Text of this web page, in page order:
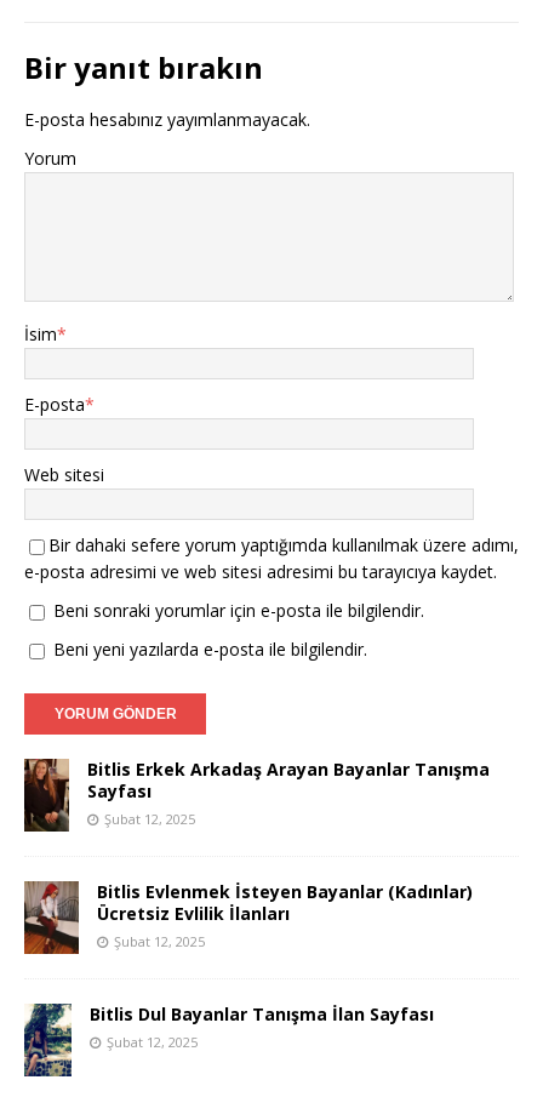
Bir yanıt bırakın
E-posta hesabınız yayımlanmayacak.
Yorum
İsim*
E-posta*
Web sitesi
Bir dahaki sefere yorum yaptığımda kullanılmak üzere adımı,
e-posta adresimi ve web sitesi adresimi bu tarayıcıya kaydet.
Beni sonraki yorumlar için e-posta ile bilgilendir.
Beni yeni yazılarda e-posta ile bilgilendir.
Bitlis Erkek Arkadaş Arayan Bayanlar Tanışma
Sayfası
Şubat 12, 2025
Bitlis Evlenmek İsteyen Bayanlar (Kadınlar)
Ücretsiz Evlilik İlanları
Şubat 12, 2025
Bitlis Dul Bayanlar Tanışma İlan Sayfası
Şubat 12, 2025